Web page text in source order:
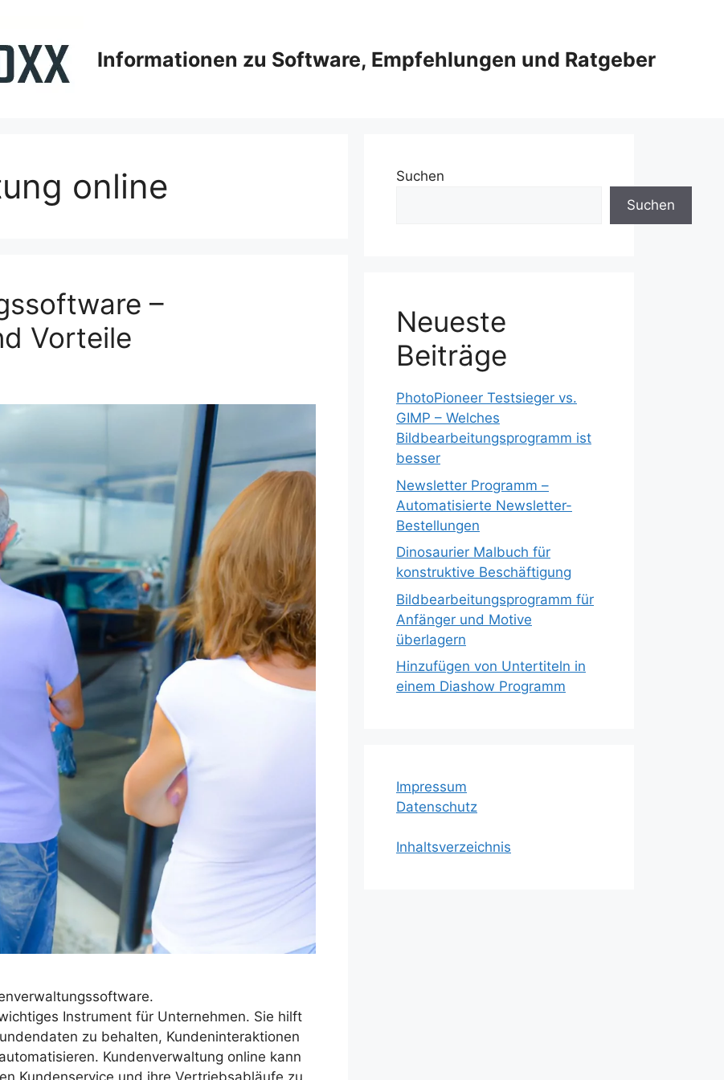
Informationen zu Software, Empfehlungen und Ratgeber
online
–
Vorteile
Instrument für Unternehmen. Sie hilft
zu behalten, Kundeninteraktionen
Kundenverwaltung online kann
Suchen
Suchen
Neueste
Beiträge
PhotoPioneer Testsieger vs.
GIMP – Welches
Bildbearbeitungsprogramm ist
besser
Newsletter Programm –
Automatisierte Newsletter-
Bestellungen
Dinosaurier Malbuch für
konstruktive Beschäftigung
Bildbearbeitungsprogramm für
Anfänger und Motive
überlagern
Hinzufügen von Untertiteln in
einem Diashow Programm
Impressum
Datenschutz
Inhaltsverzeichnis